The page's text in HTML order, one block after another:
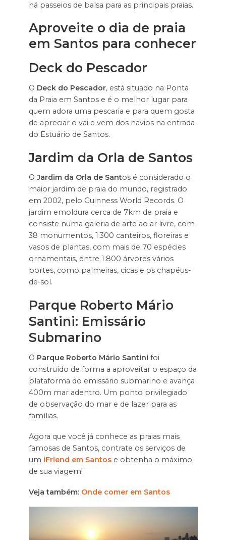
há passeios de balsa para as principais praias.
Aproveite o dia de praia
em Santos para conhecer
Deck do Pescador
O Deck do Pescador, está situado na Ponta
da Praia em Santos e é o melhor lugar para
quem adora uma pescaria e para quem gosta
de apreciar o vai e vem dos navios na entrada
do Estuário de Santos.
Jardim da Orla de Santos
OJardim da Orla de Santos é considerado o
maior jardim de praia do mundo, registrado
em 2002, pelo Guinness World Records. O
jardim emoldura cerca de 7km de praia e
consiste numa galeria de arte ao ar livre, com
38 monumentos, 1.300 canteiros, floreiras e
vasos de plantas, com mais de 70 espécies
ornamentais, entre 1.800 árvores vários
portes, como palmeiras, cicas e os chapéus-
de-sol.
Parque Roberto Mário
Santini: Emissário
Submarino
O Parque Roberto Mário Santini foi
construído de forma a aproveitar o espaço da
plataforma do emissário submarino e avança
400m mar adentro. Um ponto privilegiado
de observação do mar e de lazer para as
famílias.
Agora que você já conhece as praias mais
famosas de Santos, contrate os serviços de
um iFriend em Santose obtenha o máximo
de sua viagem!
Veja também: Onde comer em Santos